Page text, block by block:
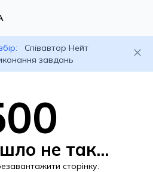
Співавтор Нейт
завдань
не так...
сторінку.